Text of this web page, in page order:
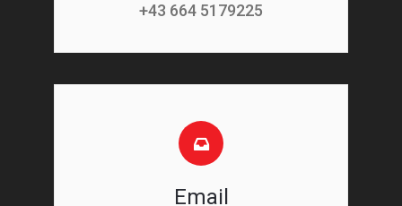
+43 664 5179225
Email